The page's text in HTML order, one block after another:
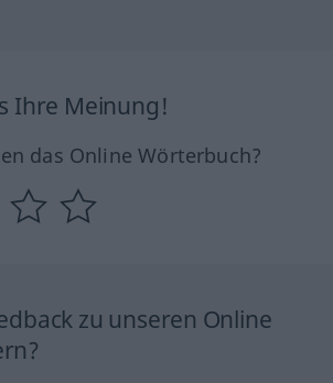
Ihre Meinung!
das Online Wörterbuch?
zu unseren Online